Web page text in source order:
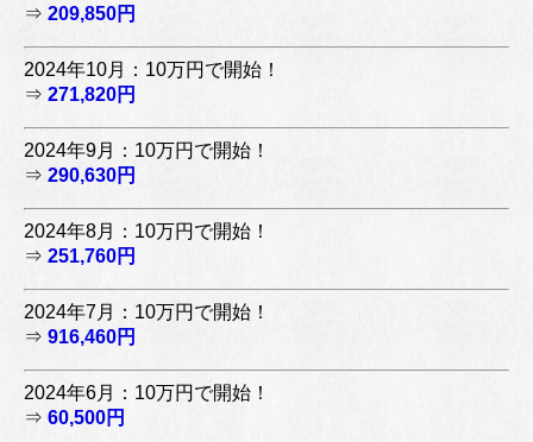
⇒ 209,850円
2024年10月：10万円で開始！
⇒ 271,820円
2024年9月：10万円で開始！
⇒ 290,630円
2024年8月：10万円で開始！
⇒ 251,760円
2024年7月：10万円で開始！
⇒ 916,460円
2024年6月：10万円で開始！
⇒ 60,500円